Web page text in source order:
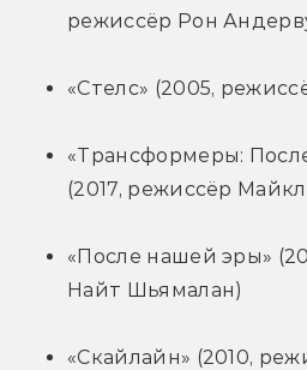
режиссёр Рон
«Стелс» (2005,
«Трансформеры:
(2017, режиссёр
«После нашей эры»
Найт Шьямалан)
«Скайлайн» (2010,